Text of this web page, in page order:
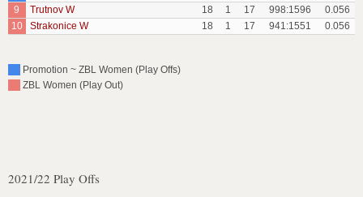
9
Trutnov W 18 1 17 998:1596
0.056
10
Strakonice W 18 1 17 941:1551 0.056
Promotion ~ ZBL Women (Play Offs)
ZBL Women (Play Out)
2021/22 Play Offs